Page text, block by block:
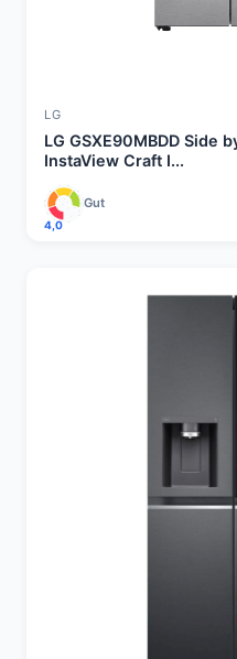
LG
LG GSXE90MBDD Side
InstaView Craft I...
4,0
Gut